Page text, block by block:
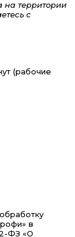
на территории
с
(рабочие
в
ФЗ «О